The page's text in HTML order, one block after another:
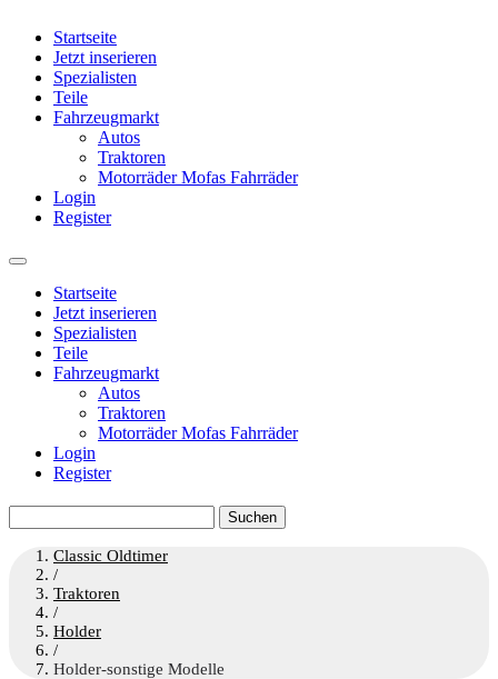
Startseite
Jetzt inserieren
Spezialisten
Teile
Fahrzeugmarkt
Autos
Traktoren
Motorräder Mofas Fahrräder
Login
Register
Startseite
Jetzt inserieren
Spezialisten
Teile
Fahrzeugmarkt
Autos
Traktoren
Motorräder Mofas Fahrräder
Login
Register
nach:
Classic Oldtimer
/
Traktoren
/
Holder
/
Holder-sonstige Modelle